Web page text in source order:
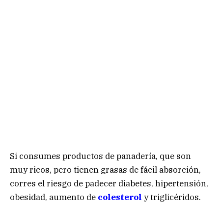
Si consumes productos de panadería, que son
muy ricos, pero tienen grasas de fácil absorción,
corres el riesgo de padecer diabetes, hipertensión,
obesidad, aumento de colesterol y triglicéridos.